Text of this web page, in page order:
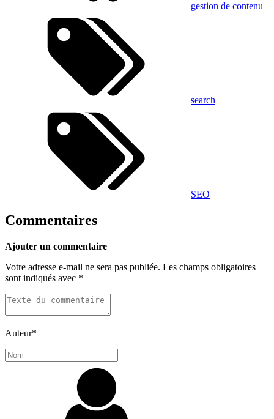
gestion de contenu
search
SEO
Commentaires
Ajouter un commentaire
Votre adresse e-mail ne sera pas publiée. Les champs obligatoires
sont indiqués avec *
Auteur*